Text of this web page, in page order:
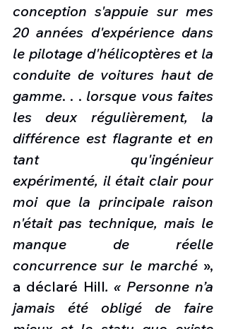
conception s'appuie sur mes
20 années d'expérience dans
le pilotage d'hélicoptères et la
conduite de voitures haut de
gamme. . . lorsque vous faites
les deux régulièrement, la
différence est flagrante et en
tant qu'ingénieur
expérimenté, il était clair pour
moi que la principale raison
n'était pas technique, mais le
manque de réelle
concurrence sur le marché »,
a déclaré Hill. « Personne n’a
jamais été obligé de faire